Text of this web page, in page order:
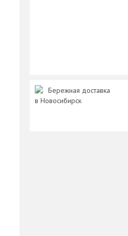
Бережная доставка
в Новосибирск